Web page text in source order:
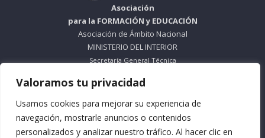
Valoramos tu privacidad
Usamos cookies para mejorar su experiencia de
navegación, mostrarle anuncios o contenidos
personalizados y analizar nuestro tráfico. Al hacer clic en
Asociación
para la FORMACIÓN y EDUCACIÓN
Asociación de Ámbito Nacional
MINISTERIO DEL INTERIOR
Secretaría General Técnica
ORGANISMO SIN ÁNIMO DE LUCRO
Teléfono: 953 56 83 66